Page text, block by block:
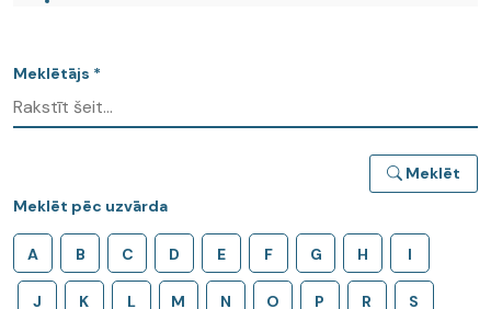
Meklētājs *
Meklēt
Meklēt pēc uzvārda
A B C D E F G H I
J K L M N O P R S